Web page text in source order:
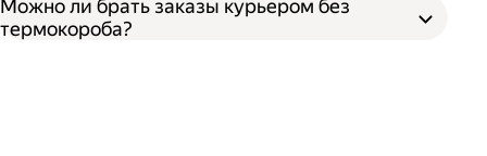
Можно ли брать заказы курьером без
термокороба?